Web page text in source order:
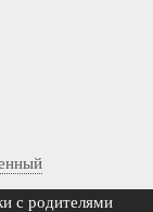
с родителями